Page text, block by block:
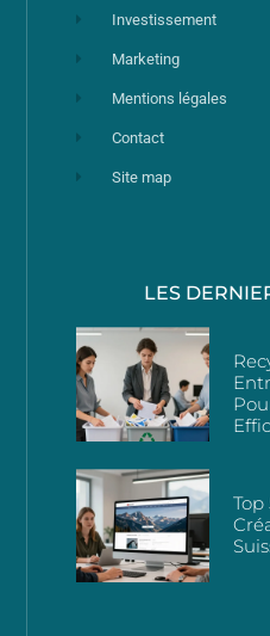
Investissement
Marketing
Mentions légales
Contact
Site map
LES
Top